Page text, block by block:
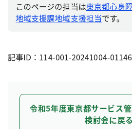
このページの担当は東京都心身
地域支援課地域支援担当です。
記事ID：114-001-20241004-
令和5年度東京都サービス
検討会に戻る